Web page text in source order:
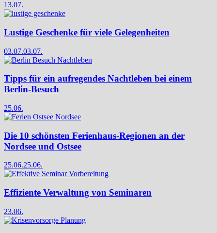
13.07.
Lustige Geschenke für viele Gelegenheiten
03.07.03.07.
Tipps für ein aufregendes Nachtleben bei einem
Berlin-Besuch
25.06.
Die 10 schönsten Ferienhaus-Regionen an der
Nordsee und Ostsee
25.06.25.06.
Effiziente Verwaltung von Seminaren
23.06.